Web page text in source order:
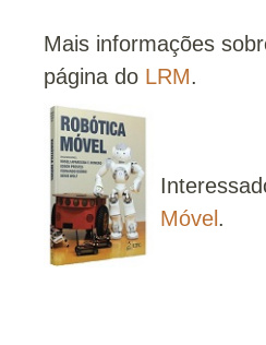
Mais informações
página do LRM.
Móvel .